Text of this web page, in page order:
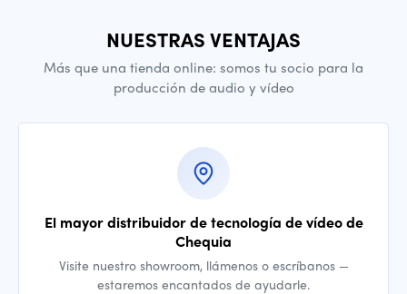
NUESTRAS VENTAJAS
Más que una tienda online: somos tu socio para la
producción de audio y vídeo
El mayor distribuidor de tecnología de vídeo de
Chequia
Visite nuestro showroom, llámenos o escríbanos —
estaremos encantados de ayudarle.